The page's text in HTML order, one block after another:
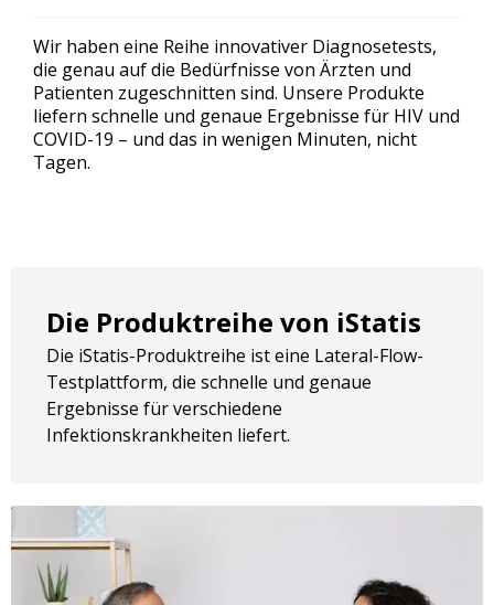
Wir haben eine Reihe innovativer Diagnosetests,
die genau auf die Bedürfnisse von Ärzten und
Patienten zugeschnitten sind. Unsere Produkte
liefern schnelle und genaue Ergebnisse für HIV und
COVID-19 – und das in wenigen Minuten, nicht
Tagen.
Die Produktreihe von iStatis
Die iStatis-Produktreihe ist eine Lateral-Flow-
Testplattform, die schnelle und genaue
Ergebnisse für verschiedene
Infektionskrankheiten liefert.